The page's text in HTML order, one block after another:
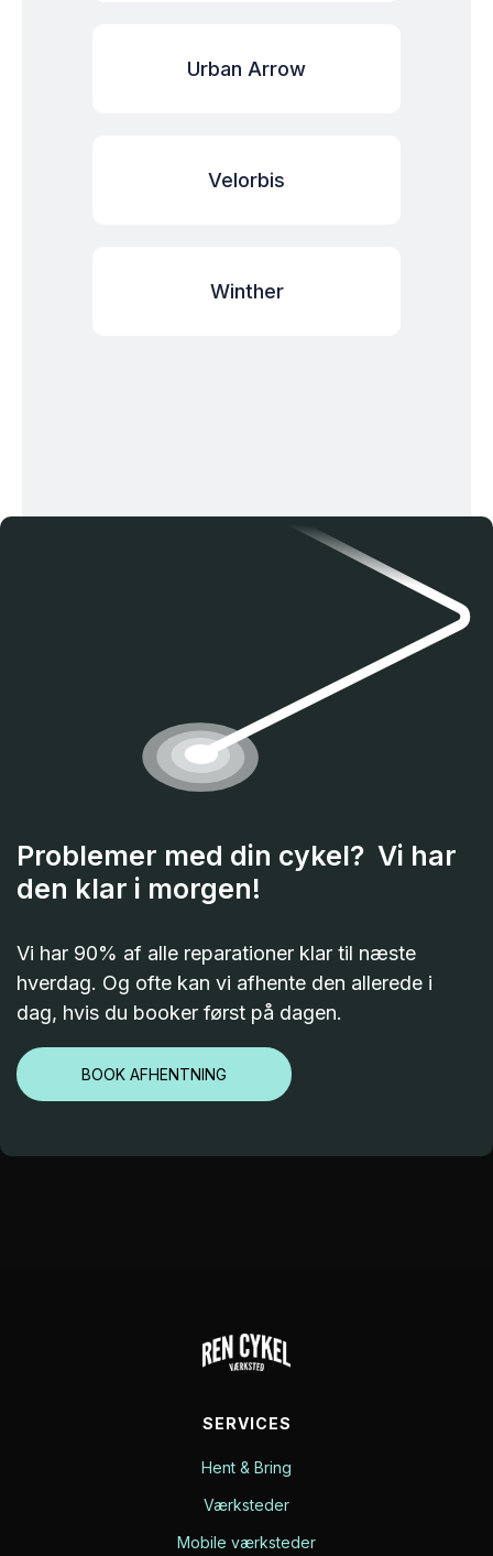
Urban Arrow
Velorbis
Winther
Problemer med din cykel? Vi har
den klar i morgen!
Vi har 90% af alle reparationer klar til næste
hverdag. Og ofte kan vi afhente den allerede i
dag, hvis du booker først på dagen.
BOOK AFHENTNING
SERVICES
Hent & Bring
Værksteder
Mobile værksteder